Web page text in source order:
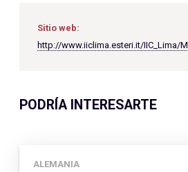
Miembros
Reglamento
Convenios
Sitio web:
http://www.iiclima.esteri.it/IIC_Lima/
PODRÍA INTERESARTE
ALEMANIA